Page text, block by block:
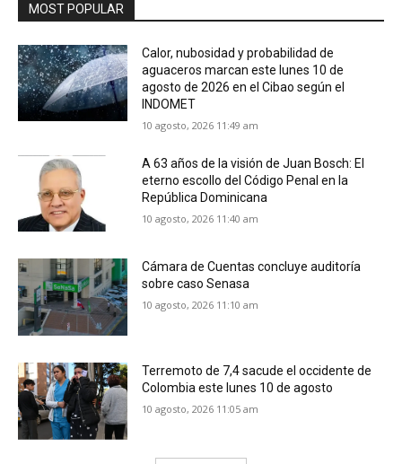
MOST POPULAR
Calor, nubosidad y probabilidad de
aguaceros marcan este lunes 10 de
agosto de 2026 en el Cibao según el
INDOMET
10 agosto, 2026 11:49 am
A 63 años de la visión de Juan Bosch: El
eterno escollo del Código Penal en la
República Dominicana
10 agosto, 2026 11:40 am
Cámara de Cuentas concluye auditoría
sobre caso Senasa
10 agosto, 2026 11:10 am
Terremoto de 7,4 sacude el occidente de
Colombia este lunes 10 de agosto
10 agosto, 2026 11:05 am